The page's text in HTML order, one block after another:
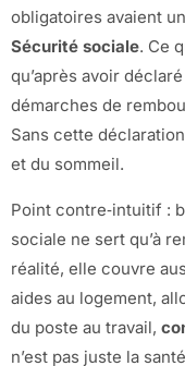
obligatoires avaient
Sécurité sociale. Ce
qu’après avoir
démarches de
Sans cette
et du sommeil.
Point contre‑intuitif :
sociale ne sert qu’à
réalité, elle couvre
aides au logement,
du poste au travail,
n’est pas juste la